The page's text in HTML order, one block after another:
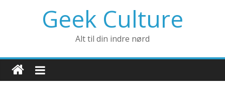
Geek Culture
Alt til din indre nørd